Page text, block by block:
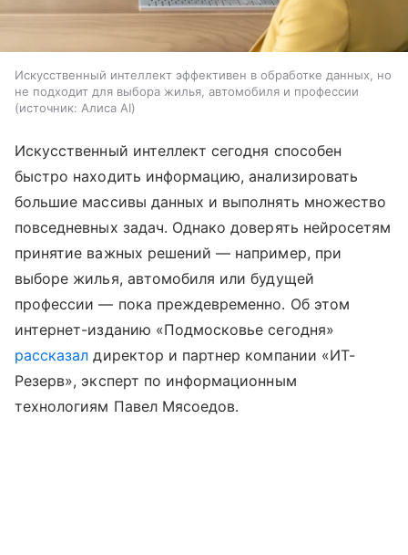
Искусственный интеллект эффективен в обработке данных, но
не подходит для выбора жилья, автомобиля и профессии
источник: Алиса AI
Искусственный интеллект сегодня способен
быстро находить информацию, анализировать
большие массивы данных и выполнять множество
повседневных задач. Однако доверять нейросетям
принятие важных решений — например, при
выборе жилья, автомобиля или будущей
профессии — пока преждевременно. Об этом
интернет-изданию «Подмосковье сегодня»
рассказал директор и партнер компании «ИТ-
Резерв», эксперт по информационным
технологиям Павел Мясоедов.